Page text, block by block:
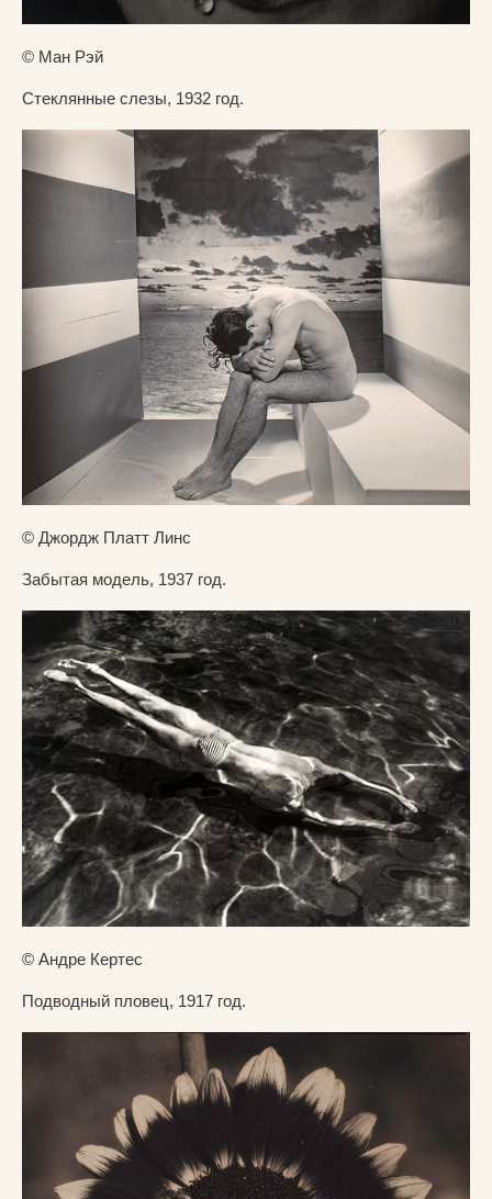
© Ман Рэй
Стеклянные слезы, 1932 год.
© Джордж Платт Линс
Забытая модель, 1937 год.
© Андре Кертес
Подводный пловец, 1917 год.